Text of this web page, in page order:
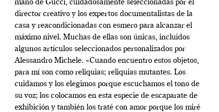
mano de Gucci, cuidadosamente seleccionadas por el
director creativo y los expertos documentalistas de la
casa y reacondicionadas con esmero para alcanzar el
máximo nivel. Muchas de ellas son únicas, incluidos
algunos artículos seleccionados personalizados por
Alessandro Michele. «Cuando encuentro estos objetos,
para mí son como reliquias; reliquias mutantes. Los
cuidamos y los elegimos porque escuchamos el tono de
su voz; los colocamos en esta especie de escaparate de
exhibición y también los traté con amor porque los miré